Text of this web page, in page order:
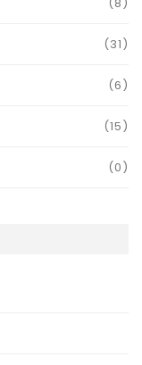
(8)
(31)
(6)
(15)
(0)